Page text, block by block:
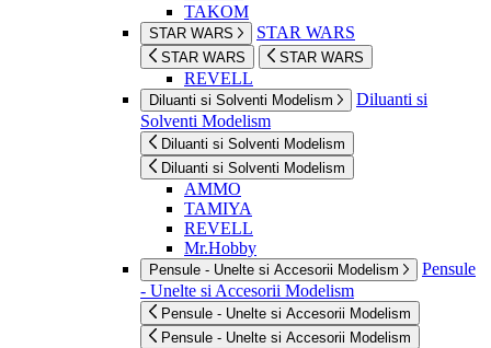
TAKOM
STAR WARS STAR WARS
STAR WARS STAR WARS
REVELL
Diluanti si Solventi Modelism
Diluanti si
Solventi Modelism
Diluanti si Solventi Modelism
Diluanti si Solventi Modelism
AMMO
TAMIYA
REVELL
Mr.Hobby
Pensule - Unelte si Accesorii Modelism
Pensule
- Unelte si Accesorii Modelism
Pensule - Unelte si Accesorii Modelism
Pensule - Unelte si Accesorii Modelism